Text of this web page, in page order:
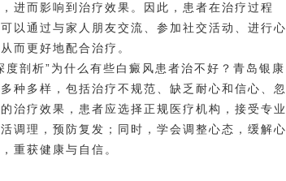
进而影响到治疗效果。因此，患者在治疗过程
以通过与家人朋友交流、参加社交活动、进行心
而更好地配合治疗。
剖析”为什么有些白癜风患者治不好？青岛银康
种多样，包括治疗不规范、缺乏耐心和信心、忽
治疗效果，患者应选择正规医疗机构，接受专业
调理，预防复发；同时，学会调整心态，缓解心
重获健康与自信。